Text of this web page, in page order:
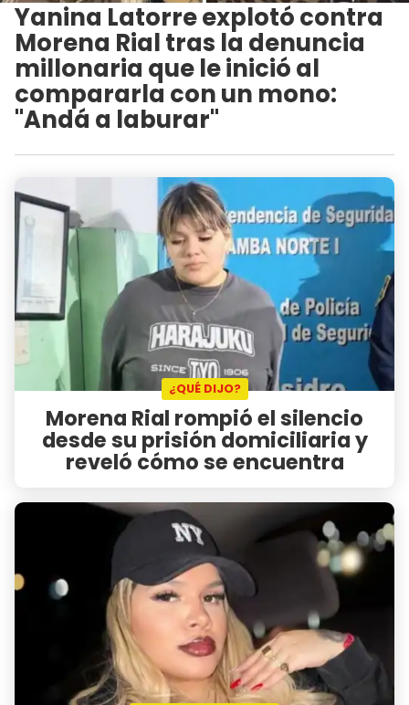
Yanina Latorre explotó contra
Morena Rial tras la denuncia
millonaria que le inició al
compararla con un mono:
"Andá a laburar"
¿QUÉ DIJO?
Morena Rial rompió el silencio
desde su prisión domiciliaria y
reveló cómo se encuentra